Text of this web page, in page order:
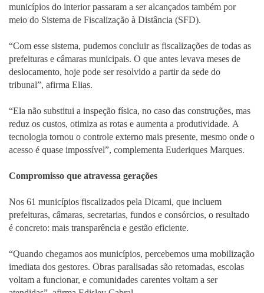
municípios do interior passaram a ser alcançados também por
meio do Sistema de Fiscalização à Distância (SFD).
“Com esse sistema, pudemos concluir as fiscalizações de todas as
prefeituras e câmaras municipais. O que antes levava meses de
deslocamento, hoje pode ser resolvido a partir da sede do
tribunal”, afirma Elias.
“Ela não substitui a inspeção física, no caso das construções, mas
reduz os custos, otimiza as rotas e aumenta a produtividade. A
tecnologia tornou o controle externo mais presente, mesmo onde o
acesso é quase impossível”, complementa Euderiques Marques.
Compromisso que atravessa gerações
Nos 61 municípios fiscalizados pela Dicami, que incluem
prefeituras, câmaras, secretarias, fundos e consórcios, o resultado
é concreto: mais transparência e gestão eficiente.
“Quando chegamos aos municípios, percebemos uma mobilização
imediata dos gestores. Obras paralisadas são retomadas, escolas
voltam a funcionar, e comunidades carentes voltam a ser